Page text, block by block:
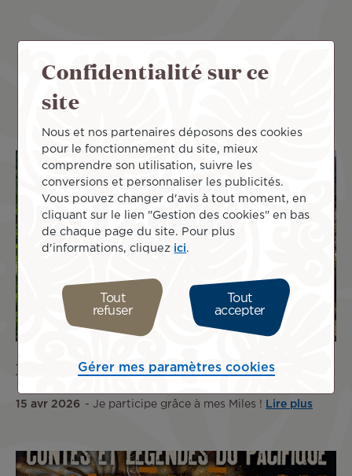
XTERRA Moorea Trail Run 2026
15 avr 2026 Je participe grâce à mes Miles ! Lire plus
Confidentialité sur ce
site
Nous et nos partenaires déposons des cookies
pour le fonctionnement du site, mieux
comprendre son utilisation, suivre les
conversions et personnaliser les publicités.
Vous pouvez changer d'avis à tout moment, en
cliquant sur le lien "Gestion des cookies" en bas
de chaque page du site. Pour plus
d'informations, cliquez ici.
Tout
refuser
Tout
accepter
Gérer mes paramètres cookies